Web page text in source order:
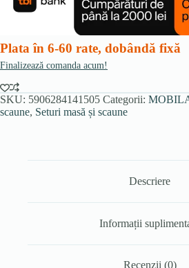
160-
200
și
4
EDRICK,
maro
Plata în 6-60 rate, dobândă fixă
Finalizează comanda acum!
SKU: 5906284141505 Categorii:
scaune, Seturi masă și scaune
Descriere
Informații
Recenzii (0)